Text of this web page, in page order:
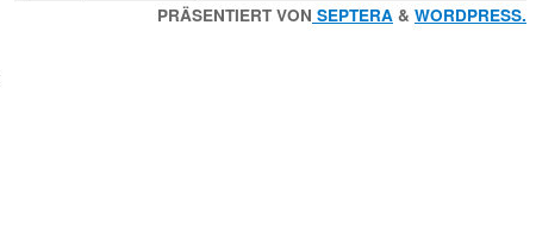
PRÄSENTIERT VON SEPTERA & WORDPRESS.